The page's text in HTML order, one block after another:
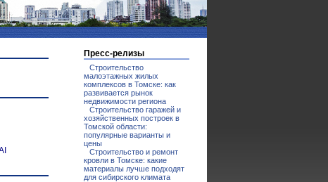
Пресс-релизы
Строительство
малоэтажных жилых
комплексов в Томске: как
развивается рынок
недвижимости региона
Строительство гаражей и
хозяйственных построек в
Томской области:
популярные варианты и
цены
Строительство и ремонт
кровли в Томске: какие
материалы лучше подходят
для сибирского климата